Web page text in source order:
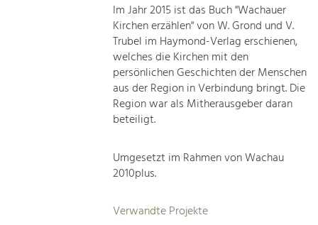
Im Jahr 2015 ist das Buch "Wachauer
Kirchen erzählen" von W. Grond und V.
Trubel im Haymond-Verlag erschienen,
welches die Kirchen mit den
persönlichen Geschichten der Menschen
aus der Region in Verbindung bringt. Die
Region war als Mitherausgeber daran
beteiligt.
Umgesetzt im Rahmen von Wachau
2010plus.
Verwandte Projekte